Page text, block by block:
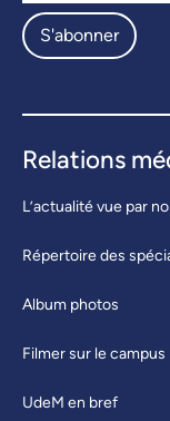
S'abonner
Relations
L’actualité vue par
Répertoire des
Album photos
Filmer sur le campus
UdeM en bref